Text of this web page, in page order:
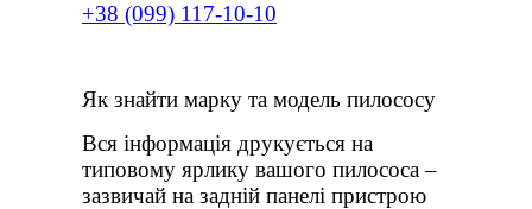
+38 (099) 117-10-10
Як знайти марку та модель пилососу
Вся інформація друкується на
типовому ярлику вашого пилососа –
зазвичай на задній панелі пристрою